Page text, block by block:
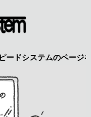
テムのページを見